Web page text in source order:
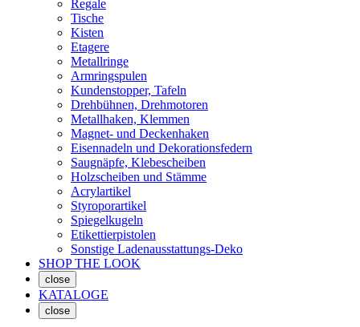
Regale
Tische
Kisten
Etagere
Metallringe
Armringspulen
Kundenstopper, Tafeln
Drehbühnen, Drehmotoren
Metallhaken, Klemmen
Magnet- und Deckenhaken
Eisennadeln und Dekorationsfedern
Saugnäpfe, Klebescheiben
Holzscheiben und Stämme
Acrylartikel
Styroporartikel
Spiegelkugeln
Etikettierpistolen
Sonstige Ladenausstattungs-Deko
SHOP THE LOOK
close
KATALOGE
close